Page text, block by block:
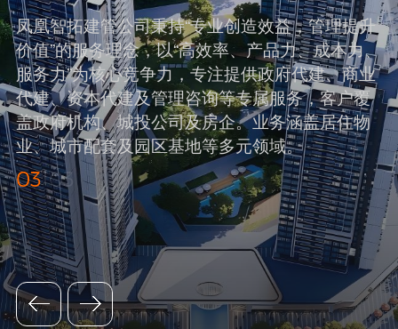
凤凰智拓建管公司秉持“专业创造效益，管理提升
价值”的服务理念，以“高效率、产品力、成本力、
服务力”为核心竞争力，专注提供政府代建、商业
代建、资本代建及管理咨询等专属服务，客户覆
盖政府机构、城投公司及房企。业务涵盖居住物
业、城市配套及园区基地等多元领域。
03 03